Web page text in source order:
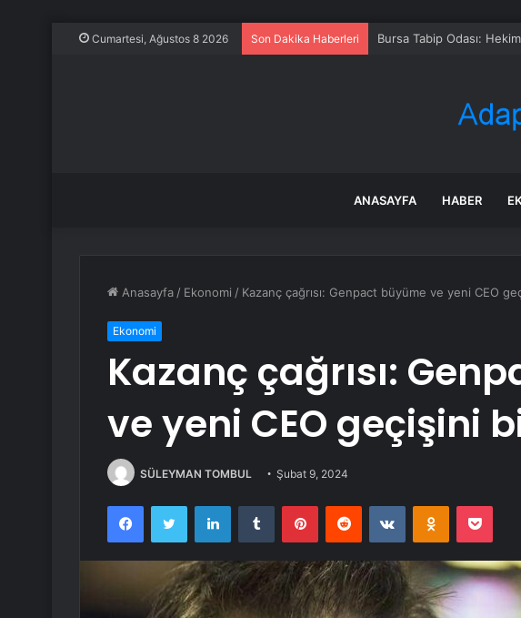
Cumartesi, Ağustos 8 2026 Son Dakika Haberleri Bursa Tabip Odası:
ANASAYFA HABER
Anasayfa / Ekonomi / Kazanç çağrısı: Genpact büyüme ve yeni CEO
Ekonomi
Kazanç çağrısı:
ve yeni CEO geçişini
SÜLEYMAN TOMBUL Şubat 9, 2024
FacebookTwitter LinkedInTumblr PinterestReddit VKontakteOdnoklassniki